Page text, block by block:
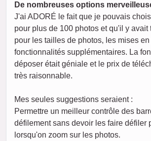
De nombreuses options
J'ai ADORÉ le fait que je pouvais
pour plus de 100 photos et qu'il y avait
pour les tailles de photos, les mises
fonctionnalités supplémentaires. La
déposer était géniale et le prix de
très raisonnable.
Mes seules suggestions seraient :
Permettre un meilleur contrôle des
défilement sans devoir les faire défiler
lorsqu'on zoom sur les photos.